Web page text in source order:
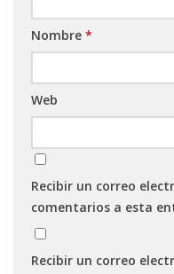
Nombre *
Web
Recibir un correo
comentarios a esta
Recibir un correo